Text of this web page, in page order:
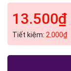
13.500₫
Tiết kiệm: 2.000₫